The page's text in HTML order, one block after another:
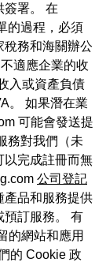
簽署。 在
的過程，必須
稅務和海關辦公
適應企業的收
入或資產負債
。 如果潛在業
可能會發送提
務對我們（未
以完成註冊而無
公司登記
產品和服務提供
預訂服務。 有
的網站和應用
的 Cookie 政